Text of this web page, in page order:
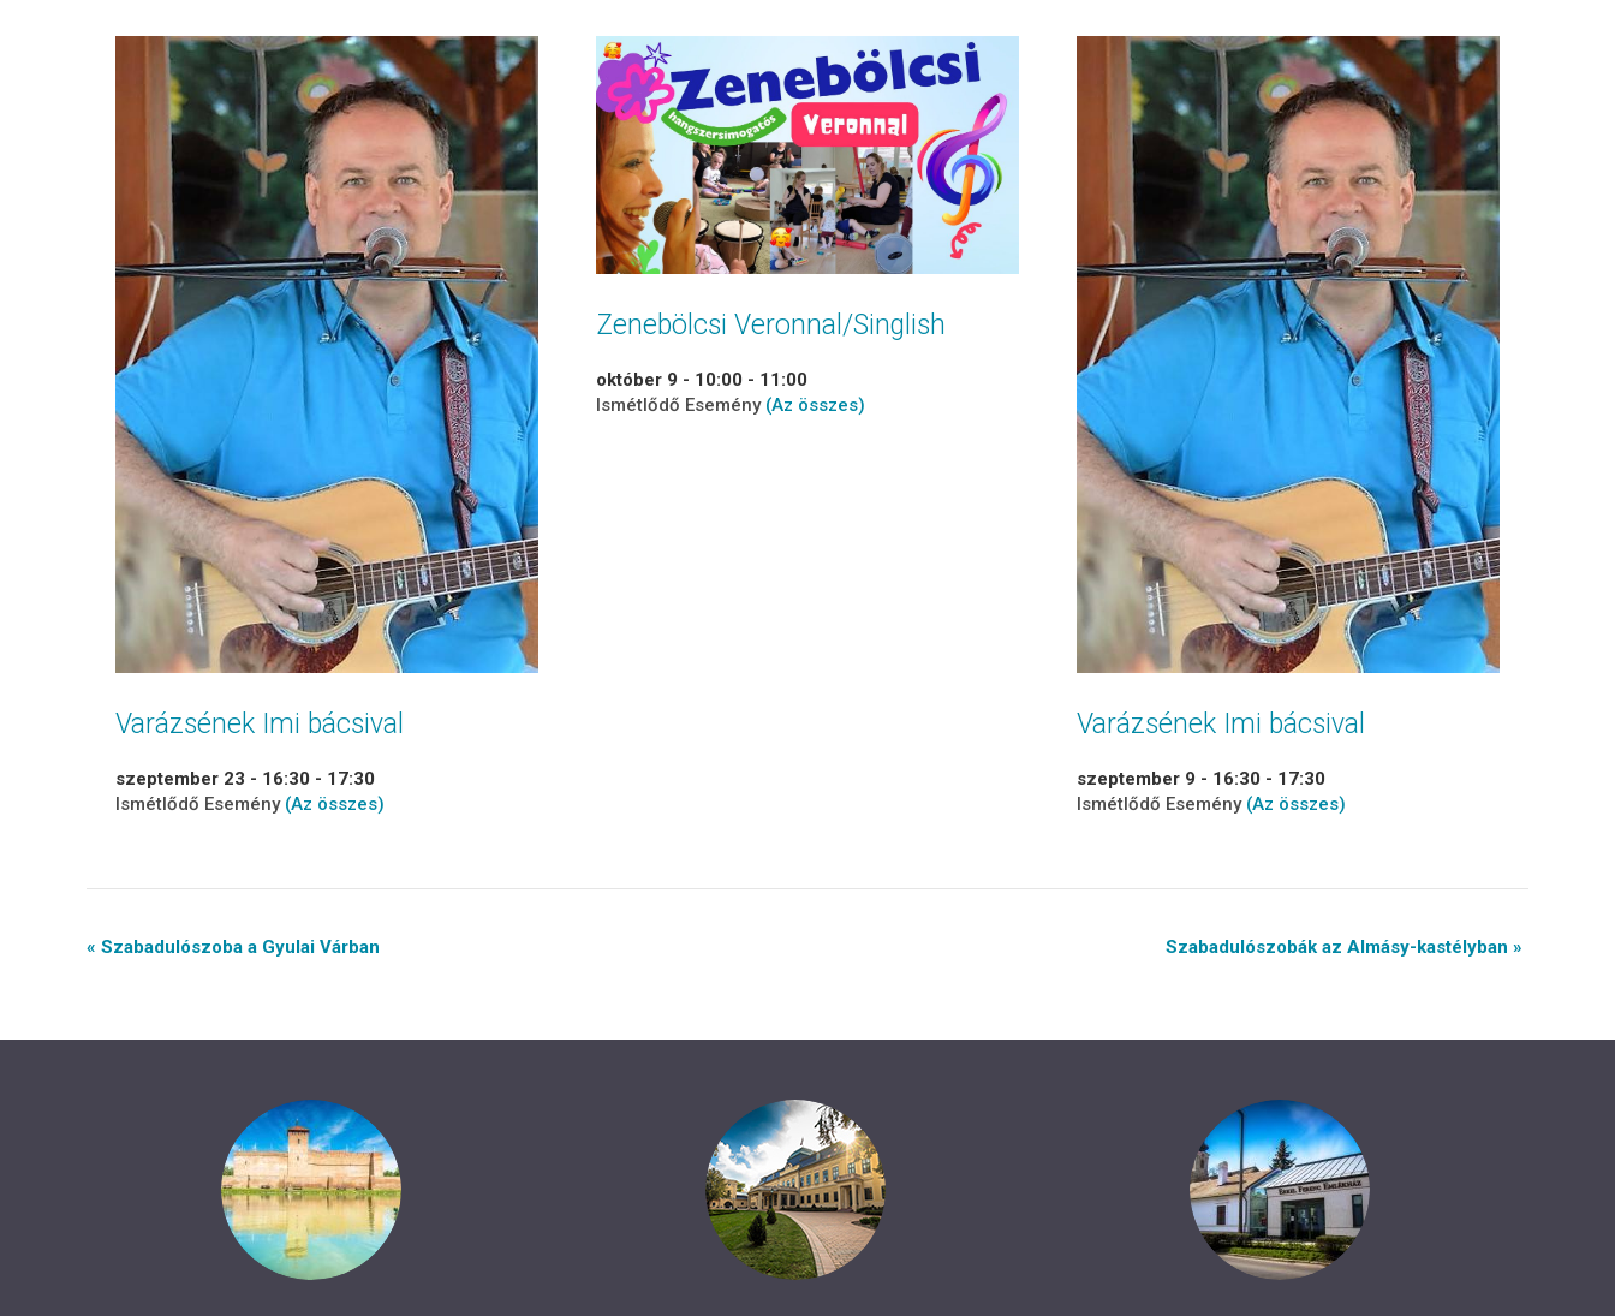
Varázsének Imi bácsival
szeptember 23 - 16:30 - 17:30
Ismétlődő Esemény (Az összes)
Zenebölcsi Veronnal/Singlish
október 9 - 10:00 - 11:00
Ismétlődő Esemény (Az összes)
Varázsének Imi bácsival
szeptember 9 - 16:30 - 17:30
Ismétlődő Esemény (Az összes)
Event
« Szabadulószoba a Gyulai Várban Szabadulószobák az Almásy-kastélyban »